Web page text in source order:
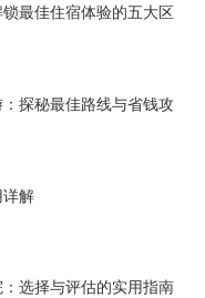
最佳住宿体验的五大区
探秘最佳路线与省钱攻
详解
选择与评估的实用指南